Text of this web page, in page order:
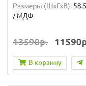
Размеры (ШxГxВ):
/ МДФ
13590р.
В корзину